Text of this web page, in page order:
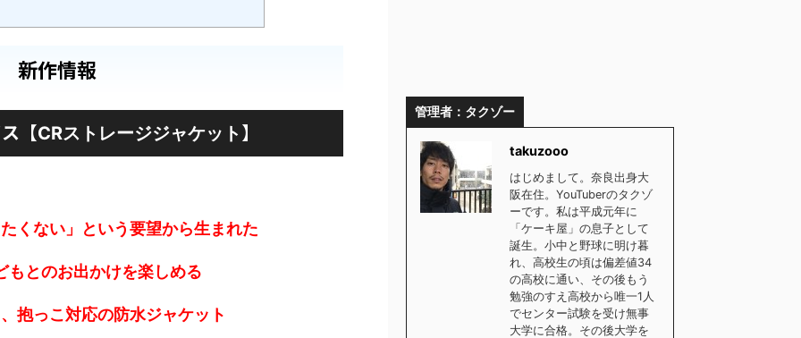
新作情報
【CRストレージジャケット 】
くない」という要望から生まれた
もとのお出かけを楽しめる
抱っこ対応の防水ジャケット
管理者：タクゾー
takuzooo
はじめまして。奈良出身大
阪在住。YouTuberのタクゾ
ーです。私は平成元年に
「ケーキ屋」の息子として
誕生。小中と野球に明け暮
れ、高校生の頃は偏差値34
の高校に通い、その後もう
勉強のすえ高校から唯一1人
でセンター試験を受け無事
大学に合格。その後大学を